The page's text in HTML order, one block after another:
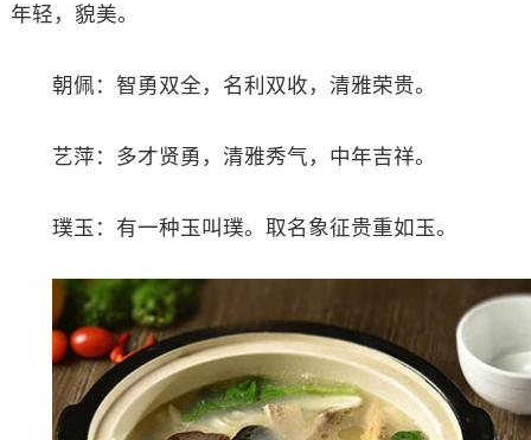
年轻，貌美。
朝佩：智勇双全，名利双收，清雅荣贵。
艺萍：多才贤勇，清雅秀气，中年吉祥。
璞玉：有一种玉叫璞。取名象征贵重如玉。